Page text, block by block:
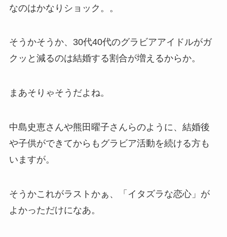
なのはかなりショック。。
そうかそうか、30代40代のグラビアアイドルがガ
クッと減るのは結婚する割合が増えるからか。
まあそりゃそうだよね。
中島史恵さんや熊田曜子さんらのように、結婚後
や子供ができてからもグラビア活動を続ける方も
いますが。
そうかこれがラストかぁ、「イタズラな恋心」が
よかっただけになあ。